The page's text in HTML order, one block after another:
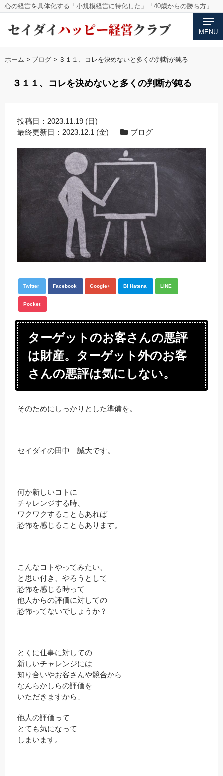
心の経営を具体化する「小規模経営に特化した」「40歳からの勝ち方」
MENU
ホーム > ブログ > ３１１、コレを決めないと多くの判断が鈍る
３１１、コレを決めないと多くの判断が鈍る
投稿日： 2023.11.19 (日)
最終更新日： 2023.12.1 (金) ブログ
Twitter Facebook Google+ B! Hatena LINE
Pocket
ターゲットのお客さんの悪評
は財産。ターゲット外のお客
さんの悪評は気にしない。
そのためにしっかりとした準備を。
セイダイの田中 誠大です。
何か新しいコトに
チャレンジする時、
ワクワクすることもあれば
恐怖を感じることもあります。
こんなコトやってみたい、
と思い付き、やろうとして
恐怖を感じる時って
他人からの評価に対しての
恐怖ってないでしょうか？
とくに仕事に対しての
新しいチャレンジには
知り合いやお客さんや競合から
なんらかしらの評価を
いただきますから、
他人の評価って
とても気になって
しまいます。